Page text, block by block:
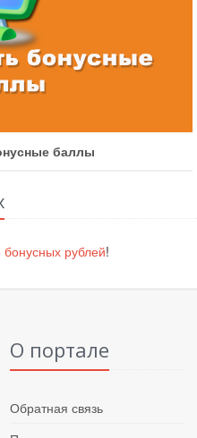
баллы
бонусных рублей!
О портале
Обратная связь